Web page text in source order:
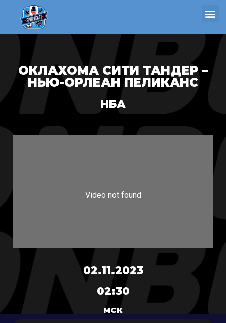
ОКЛАХОМА СИТИ ТАНДЕР –
НЬЮ-ОРЛЕАН ПЕЛИКАНС
НБА
02.11.2023
02:30
МСК